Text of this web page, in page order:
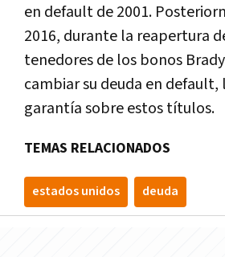
en default de 2001.
2016, durante la reapertura
tenedores de los bonos
cambiar su deuda en
garantía sobre estos títulos.
TEMAS RELACIONADOS
estados unidos deuda